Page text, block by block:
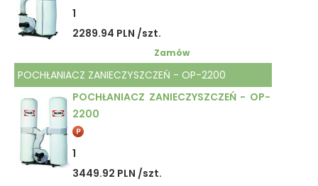
1
2289.94 PLN /szt.
Zamów
POCHŁANIACZ ZANIECZYSZCZEŃ - OP-2200
POCHŁANIACZ ZANIECZYSZCZEŃ - OP-
2200
1
3449.92 PLN /szt.